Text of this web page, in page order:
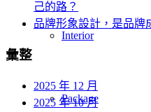
Interior
Package
己的路？
品牌形象設計，是品牌
彙整
2025 年 12 月
2025 年 10 月